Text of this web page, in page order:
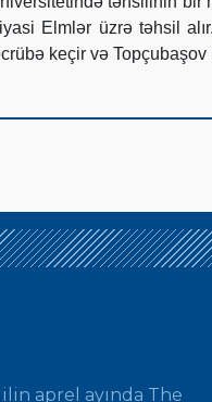
Elmlər üzrə təhsil
keçir və
aprel ayında The